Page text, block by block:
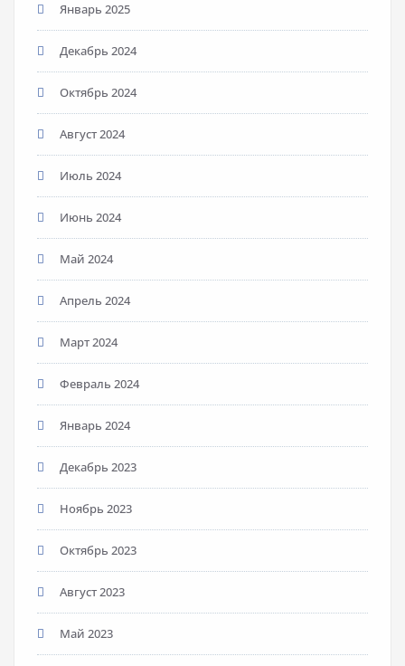
Январь 2025
Декабрь 2024
Октябрь 2024
Август 2024
Июль 2024
Июнь 2024
Май 2024
Апрель 2024
Март 2024
Февраль 2024
Январь 2024
Декабрь 2023
Ноябрь 2023
Октябрь 2023
Август 2023
Май 2023